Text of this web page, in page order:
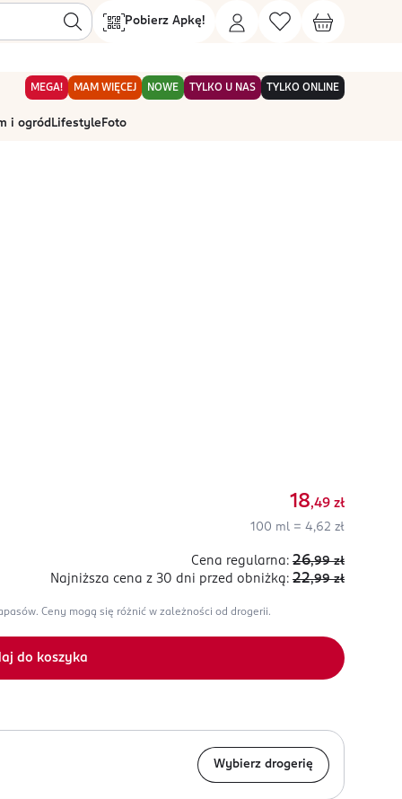
Pobierz Apkę!
MEGA! MAM WIĘCEJ NOWE TYLKO U NAS TYLKO ONLINE
i ogród Lifestyle Foto
18,49 zł
100 ml = 4,62 zł
Cena regularna: 26,99 zł
Najniższa cena z 30 dni przed obniżką: 22,99 zł
Ceny mogą się różnić w zależności od drogerii.
do koszyka
Wybierz drogerię